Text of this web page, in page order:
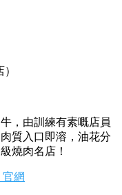
，由訓練有素嘅店員
質入口即溶，油花分
燒肉名店！
官網